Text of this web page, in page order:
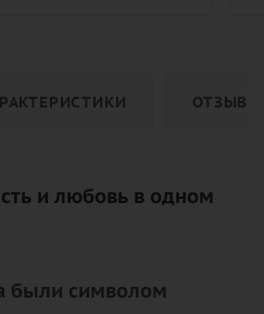
ОТЗЫВЫ
и любовь в одном
были символом